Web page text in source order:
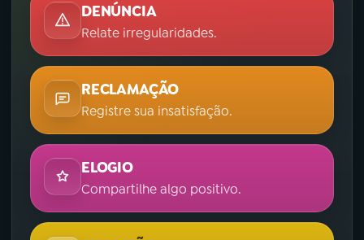
DENÚNCIA
Relate irregularidades.
RECLAMAÇÃO
Registre sua insatisfação.
ELOGIO
Compartilhe algo positivo.